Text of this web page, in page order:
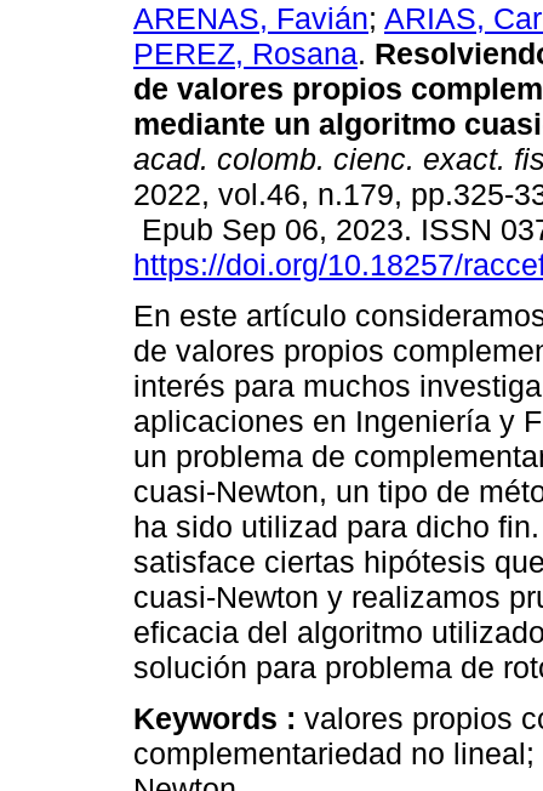
ARENAS, Favián; ARIAS,
PEREZ, Rosana.
de valores propios
mediante un algoritmo
acad. colomb. cienc. exact.
2022, vol.46, n.179, pp.325-
Epub Sep 06, 2023. ISSN
https://doi.org/10.18257/
En este artículo
de valores propios
interés para muchos
aplicaciones en Ingeniería y
un problema de
cuasi-Newton, un tipo de
ha sido utilizad para dicho
satisface ciertas hipótesis
cuasi-Newton y realizamos
eficacia del algoritmo
solución para problema de
Keywords : valores propios
complementariedad no